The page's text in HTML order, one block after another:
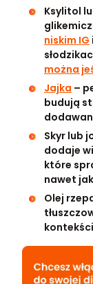
Ksylitol
niskim IG
można
Jajka –
budują
Skyr lub
dodaje
które
nawet
Olej